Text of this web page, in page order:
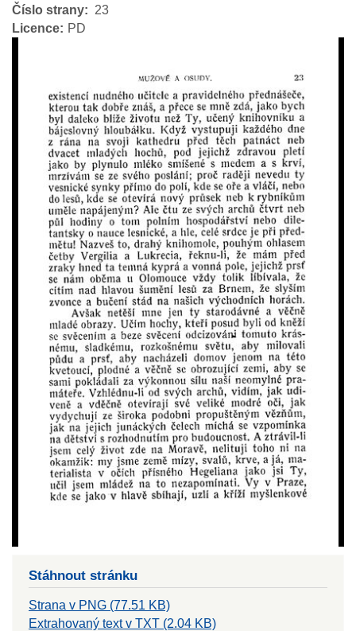
Číslo strany
23
Licence
PD
Stáhnout stránku
Strana v PNG (77.51 KB)
Extrahovaný text v TXT (2.04 KB)